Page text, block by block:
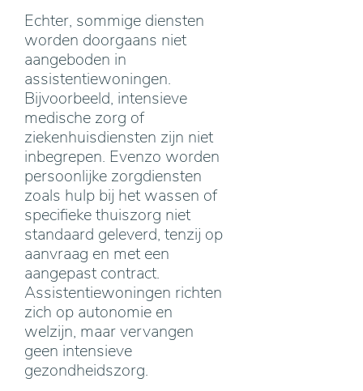
Echter, sommige diensten
worden doorgaans niet
aangeboden in
assistentiewoningen.
Bijvoorbeeld, intensieve
medische zorg of
ziekenhuisdiensten zijn niet
inbegrepen. Evenzo worden
persoonlijke zorgdiensten
zoals hulp bij het wassen of
specifieke thuiszorg niet
standaard geleverd, tenzij op
aanvraag en met een
aangepast contract.
Assistentiewoningen richten
zich op autonomie en
welzijn, maar vervangen
geen intensieve
gezondheidszorg.